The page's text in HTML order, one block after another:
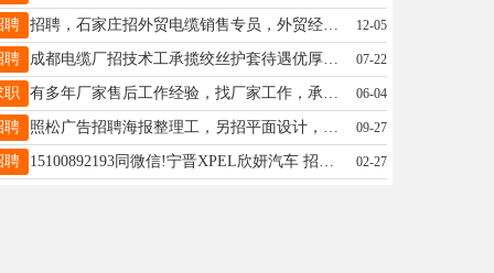
聘 招聘，石家庄招外贸电缆销售专员，外贸经理，外贸运营。电话17732110150 12-05
聘 成都电缆厂招技术工承揽绞丝护套待遇优厚，老板宁晋人，有意者电联13465318888 07-22
职 有多年厂家售后工作经验，找厂家工作，承接市政工厂管道焊接施工改造，空气能PE塑料管道焊接，阀门安装施工，钢带管电熔收缩套克拉管，钢丝网骨架管，燃气管，电力通信工程，验收打压。电话15100944430 06-04
聘 照松广告招聘海报整理工，另招平面设计，要求长期工作者，熟悉电脑基本操作即可。电话15075909797微信同号 09-27
聘 15100892193同微信!宁晋XPEL欣妍汽车 招聘洗车工学徒工汽车美容技师贴膜车衣改色改装家具膜专业技术人员贴膜美容学徒工等....18到40周岁联系电话15100892193 02-27